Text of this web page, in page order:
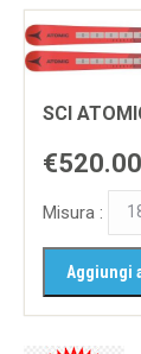
SCI
€520.00
Misura :